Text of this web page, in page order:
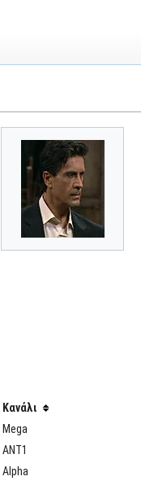
Κανάλι
Mega
ΑΝΤ1
Alpha